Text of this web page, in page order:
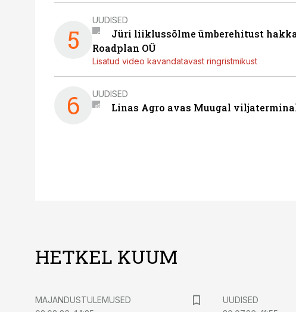
5
UUDISED
Jüri liiklussõlme ümberehitust
Roadplan OÜ
Lisatud video kavandatavast ringristmikust
6 UUDISED
Linas Agro avas Muugal
HETKEL KUUM
MAJANDUSTULEMUSED
UUDISED